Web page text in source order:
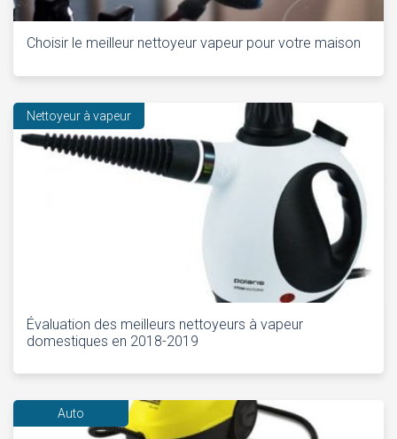
Choisir le meilleur nettoyeur vapeur pour votre maison
Nettoyeur à vapeur
Évaluation des meilleurs nettoyeurs à vapeur
domestiques en 2018-2019
Auto